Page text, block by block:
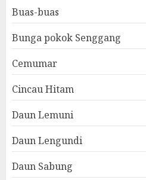
Buas-buas
Bunga pokok Senggang
Cemumar
Cincau Hitam
Daun Lemuni
Daun Lengundi
Daun Sabung